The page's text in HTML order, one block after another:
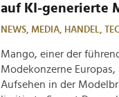
auf KI-generierte
NEWS, MEDIA, HANDEL,
Mango, einer der
Modekonzerne
Aufsehen in der